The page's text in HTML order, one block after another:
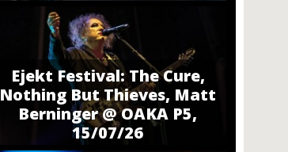
Ejekt Festival: The Cure,
Nothing But Thieves, Matt
Berninger @ ΟΑΚΑ P5,
15/07/26